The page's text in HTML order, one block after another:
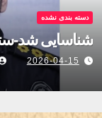
دسته بندی نشده
شناسایی شد-
2026-04-15